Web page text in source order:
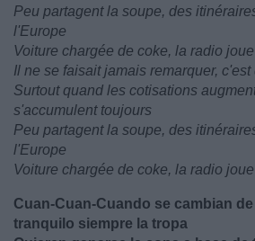
Peu partagent la soupe, des
l'Europe
Voiture chargée de coke, la radio
Il ne se faisait jamais remarquer,
Surtout quand les cotisations
s'accumulent toujours
Peu partagent la soupe, des
l'Europe
Voiture chargée de coke, la radio
Cuan-Cuan-Cuando se cambian
tranquilo siempre la tropa